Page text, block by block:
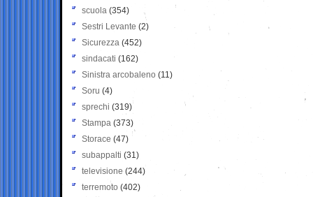
scuola (354)
Sestri Levante (2)
Sicurezza (452)
sindacati (162)
Sinistra arcobaleno (11)
Soru (4)
sprechi (319)
Stampa (373)
Storace (47)
subappalti (31)
televisione(244)
terremoto (402)